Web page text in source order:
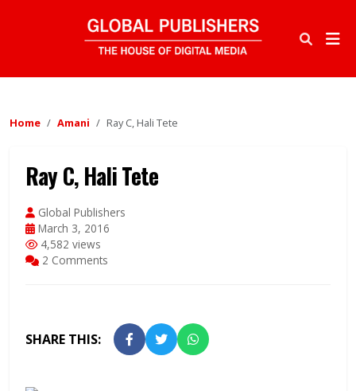
Home Amani Ray C, Hali Tete
Ray C, Hali Tete
Global Publishers
March 3, 2016
4,582 views
2 Comments
SHARE THIS: